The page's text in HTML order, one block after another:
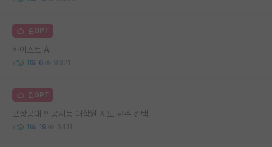
김GPT
카이스트 AI
1 6 9321
김GPT
포항공대 인공지능 대학원 지도 교수 컨택
1 19 3411